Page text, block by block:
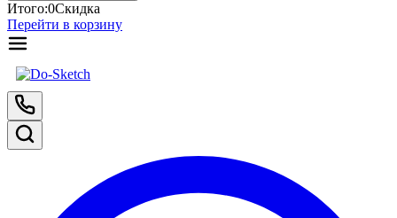
Итого:0Скидка
Перейти в корзину